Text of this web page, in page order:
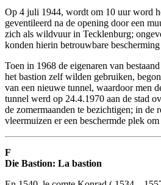
Op 4 juli 1944, wordt om 10 uur word
geventileerd na de opening door een
zich als wildvuur in Tecklenburg;
konden hierin betrouwbare
Toen in 1968 de eigenaren van
het bastion zelf wilden gebruiken,
van een nieuwe tunnel, waardoor men
tunnel werd op 24.4.1970 aan de stad
de zomermaanden te bezichtigen; in de
vleermuizen er een beschermde plek
F
Die Bastion: La bastion